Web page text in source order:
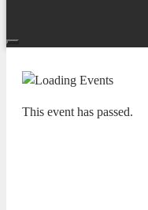
This event has passed.